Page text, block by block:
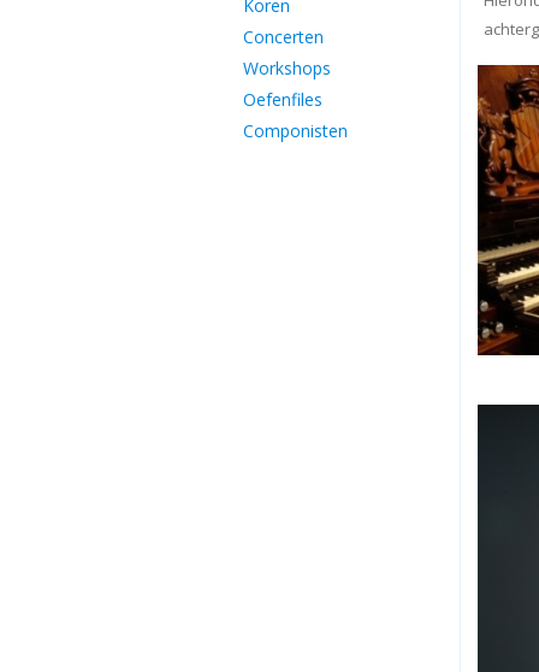
Koren
Concerten
Workshops
Oefenfiles
Componisten